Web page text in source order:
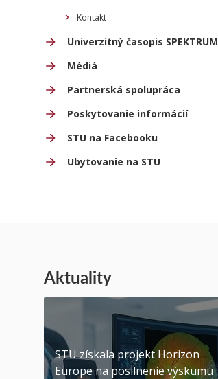
Kontakt
Univerzitný časopis SPEKTRUM
Médiá
Partnerská spolupráca
Poskytovanie informácií
STU na Facebooku
Ubytovanie na STU
Aktuality
STU získala projekt Horizon
Europe na posilnenie výskumu